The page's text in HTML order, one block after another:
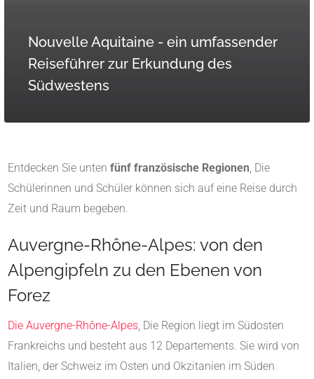
Nouvelle Aquitaine - ein umfassender
Reiseführer zur Erkundung des
Südwestens
Entdecken Sie unten fünf französische Regionen, Die
Schülerinnen und Schüler können sich auf eine Reise durch
Zeit und Raum begeben.
Auvergne-Rhône-Alpes: von den
Alpengipfeln zu den Ebenen von
Forez
Die Auvergne-Rhône-Alpes, Die Region liegt im Südosten
Frankreichs und besteht aus 12 Departements. Sie wird von
Italien, der Schweiz im Osten und Okzitanien im Süden